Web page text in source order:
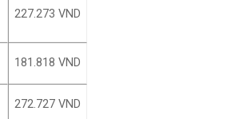
227.273 VND
181.818 VND
272.727 VND